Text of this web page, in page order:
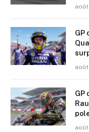
GP
GP